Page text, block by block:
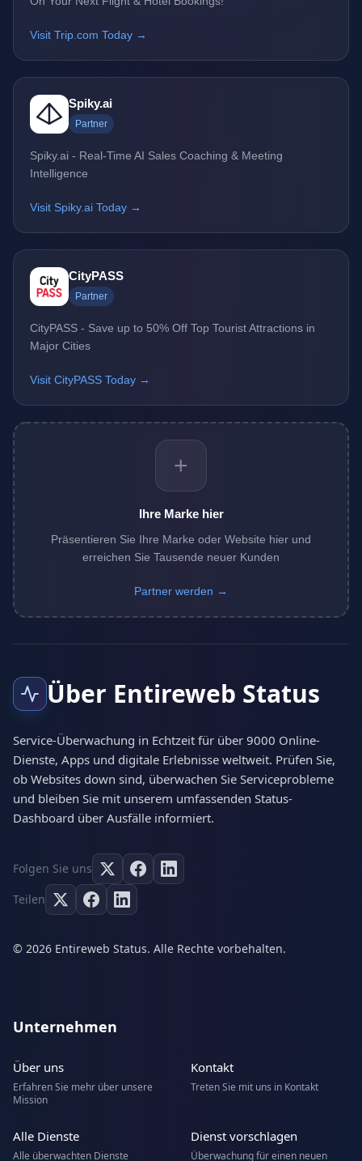
Visit Trip.com Today →
Spiky.ai
Partner
Spiky.ai - Real-Time AI Sales Coaching & Meeting
Intelligence
Visit Spiky.ai Today →
CityPASS
Partner
CityPASS - Save up to 50% Off Top Tourist Attractions in
Major Cities
Visit CityPASS Today →
+
Ihre Marke hier
Präsentieren Sie Ihre Marke oder Website hier und
erreichen Sie Tausende neuer Kunden
Partner werden →
Über Entireweb Status
Service-Überwachung in Echtzeit für über 9000 Online-
Dienste, Apps und digitale Erlebnisse weltweit. Prüfen Sie,
ob Websites down sind, überwachen Sie Serviceprobleme
und bleiben Sie mit unserem umfassenden Status-
Dashboard über Ausfälle informiert.
Folgen Sie uns
Teilen
© 2026 Entireweb Status. Alle Rechte vorbehalten.
Unternehmen
Über uns
Erfahren Sie mehr über unsere
Mission
Kontakt
Treten Sie mit uns in Kontakt
Alle Dienste
Alle überwachten Dienste
Dienst vorschlagen
Überwachung für einen neuen